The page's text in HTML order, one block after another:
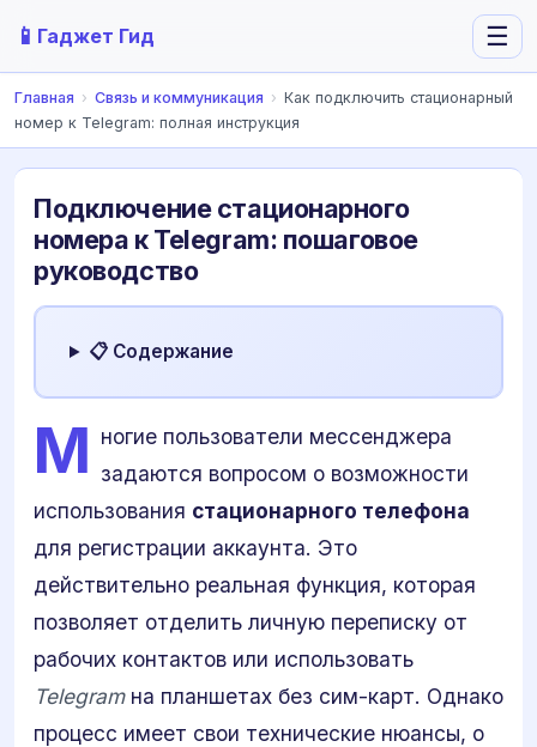
📱 Гаджет Гид ☰
Главная › Связь и коммуникация › Как подключить стационарный
номер к Telegram: полная инструкция
Подключение стационарного
номера к Telegram: пошаговое
руководство
📋 Содержание
М ногие пользователи мессенджера
задаются вопросом о возможности
использования стационарного телефона
для регистрации аккаунта. Это
действительно реальная функция, которая
позволяет отделить личную переписку от
рабочих контактов или использовать
Telegramна планшетах без сим-карт. Однако
процесс имеет свои технические нюансы, о